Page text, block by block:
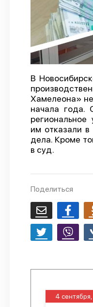
Политика
В
Хамелеона»
начала года.
им отказали в
дела. Кроме
в суд.
Поделиться
4